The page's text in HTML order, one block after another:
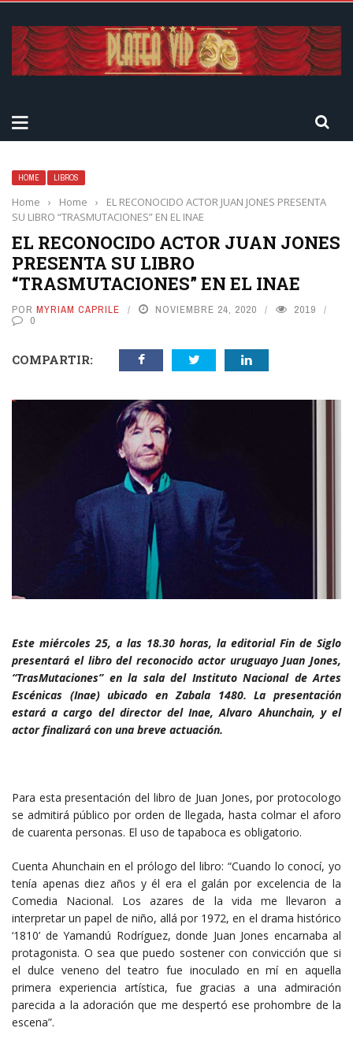
HOME LIBROS
Home › Home ›
EL RECONOCIDO ACTOR JUAN JONES PRESENTA
SU LIBRO “TRASMUTACIONES” EN EL INAE
EL RECONOCIDO ACTOR JUAN JONES
PRESENTA SU LIBRO
“TRASMUTACIONES” EN EL INAE
POR MYRIAM CAPRILE NOVIEMBRE 24, 2020
2019
0
COMPARTIR:
Este miércoles 25, a las 18.30 horas, la editorial Fin de Siglo
presentará el libro del reconocido actor uruguayo Juan Jones,
“TrasMutaciones” en la sala del Instituto Nacional de Artes
Escénicas (Inae) ubicado en Zabala 1480. La presentación
estará a cargo del director del Inae, Alvaro Ahunchain, y el
actor finalizará con una breve actuación.
Para esta presentación del libro de Juan Jones, por protocologo
se admitirá público por orden de llegada, hasta colmar el aforo
de cuarenta personas. El uso de tapaboca es obligatorio.
Cuenta Ahunchain en el prólogo del libro: “Cuando lo conocí, yo
tenía apenas diez años y él era el galán por excelencia de la
Comedia Nacional. Los azares de la vida me llevaron a
interpretar un papel de niño, allá por 1972, en el drama histórico
‘1810’ de Yamandú Rodríguez, donde Juan Jones encarnaba al
protagonista. O sea que puedo sostener con convicción que si
el dulce veneno del teatro fue inoculado en mí en aquella
primera experiencia artística, fue gracias a una admiración
parecida a la adoración que me despertó ese prohombre de la
escena”.